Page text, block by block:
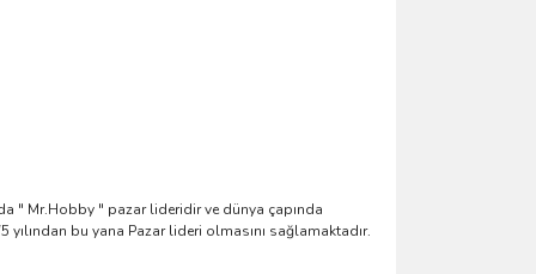
" Mr.Hobby " pazar lideridir ve dünya çapında
bu yana Pazar lideri olmasını sağlamaktadır.